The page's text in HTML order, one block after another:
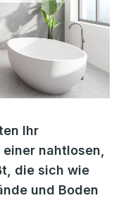
Ihr
nahtlosen,
die sich wie
und Boden